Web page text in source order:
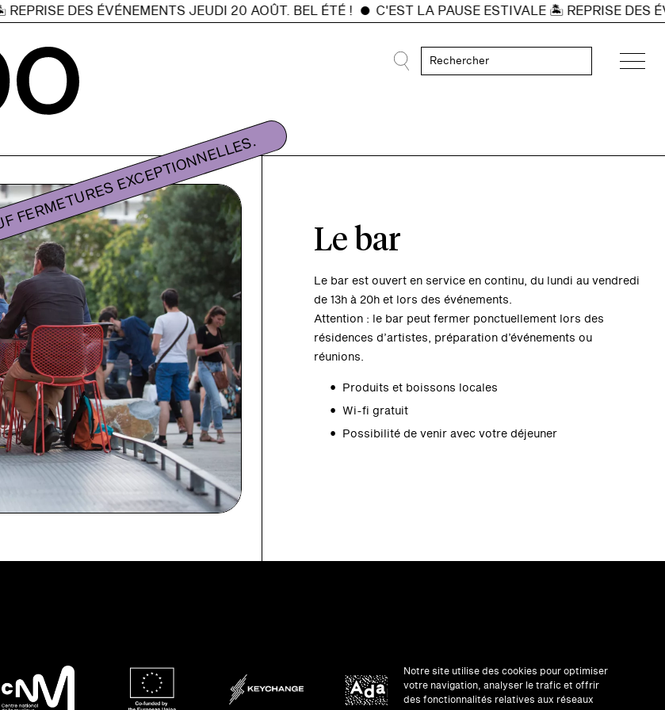
Notre site utilise des cookies pour optimiser
votre navigation, analyser le trafic et offrir
des fonctionnalités relatives aux réseaux
DES ÉVÉNEMENTS JEUDI 20 AOÛT. BEL ÉTÉ ! C'EST LA PAUSE ESTIVALE 🏝️ REPRISE DES
EXCEPTIONNELLES. Le bar
Le bar est ouvert en service en continu, du lundi au vendredi
de 13h à 20h et lors des événements.
Attention : le bar peut fermer ponctuellement lors des
résidences d’artistes, préparation d’événements ou
réunions.
Produits et boissons locales
Wi-fi gratuit
Possibilité de venir avec votre déjeuner